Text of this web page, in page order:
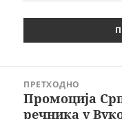
чланкаПРЕТХОДНО
Претходни
чланак:
Промоција
речника у